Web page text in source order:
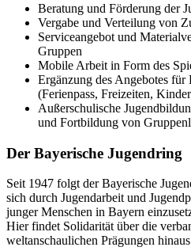
Beratung und Förderung der
Vergabe und Verteilung von
Serviceangebot und
Gruppen
Mobile Arbeit in Form des
Ergänzung des Angebotes
(Ferienpass, Freizeiten,
Außerschulische
und Fortbildung von
Der Bayerische Jugendring
Seit 1947 folgt der Bayerische
sich durch Jugendarbeit und
junger Menschen in Bayern
Hier findet Solidarität über die
weltanschaulichen Prägungen